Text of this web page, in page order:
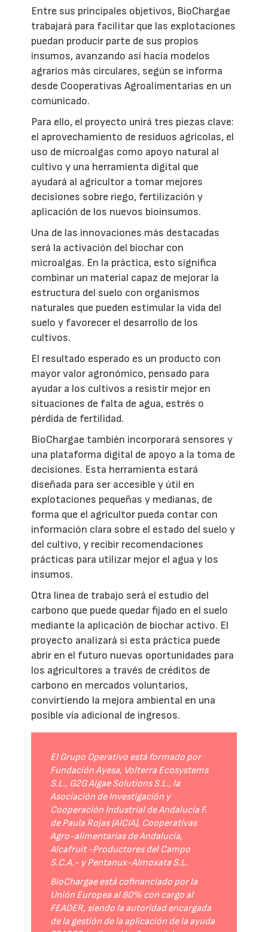
Entre sus principales objetivos, BioChargae
trabajará para facilitar que las explotaciones
puedan producir parte de sus propios
insumos, avanzando así hacia modelos
agrarios más circulares, según se informa
desde Cooperativas Agroalimentarias en un
comunicado.
Para ello, el proyecto unirá tres piezas clave:
el aprovechamiento de residuos agrícolas, el
uso de microalgas como apoyo natural al
cultivo y una herramienta digital que
ayudará al agricultor a tomar mejores
decisiones sobre riego, fertilización y
aplicación de los nuevos bioinsumos.
Una de las innovaciones más destacadas
será la activación del biochar con
microalgas. En la práctica, esto significa
combinar un material capaz de mejorar la
estructura del suelo con organismos
naturales que pueden estimular la vida del
suelo y favorecer el desarrollo de los
cultivos.
El resultado esperado es un producto con
mayor valor agronómico, pensado para
ayudar a los cultivos a resistir mejor en
situaciones de falta de agua, estrés o
pérdida de fertilidad.
BioChargae también incorporará sensores y
una plataforma digital de apoyo a la toma de
decisiones. Esta herramienta estará
diseñada para ser accesible y útil en
explotaciones pequeñas y medianas, de
forma que el agricultor pueda contar con
información clara sobre el estado del suelo y
del cultivo, y recibir recomendaciones
prácticas para utilizar mejor el agua y los
insumos.
Otra línea de trabajo será el estudio del
carbono que puede quedar fijado en el suelo
mediante la aplicación de biochar activo. El
proyecto analizará si esta práctica puede
abrir en el futuro nuevas oportunidades para
los agricultores a través de créditos de
carbono en mercados voluntarios,
convirtiendo la mejora ambiental en una
posible vía adicional de ingresos.
El Grupo Operativo está formado por
Fundación Ayesa, Volterra Ecosystems
S.L., G2G Algae Solutions S.L., la
Asociación de Investigación y
Cooperación Industrial de Andalucía F.
de Paula Rojas (AICIA), Cooperativas
Agro-alimentarias de Andalucía,
Alcafruit -Productores del Campo
S.C.A.- y Pentanux-Almoxata S.L.
BioChargae está cofinanciado por la
Unión Europea al 80% con cargo al
FEADER, siendo la autoridad encargada
de la gestión de la aplicación de la ayuda